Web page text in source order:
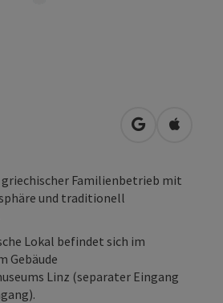
in Google
in
Familienbetrieb mit
und traditionell
Lokal befindet sich im
Gebäude
Linz (separater Eingang